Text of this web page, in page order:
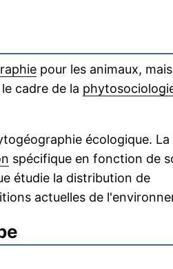
pour les animaux, mais
cadre de la
écologique. La
spécifique en fonction de
étudie la distribution de
actuelles de